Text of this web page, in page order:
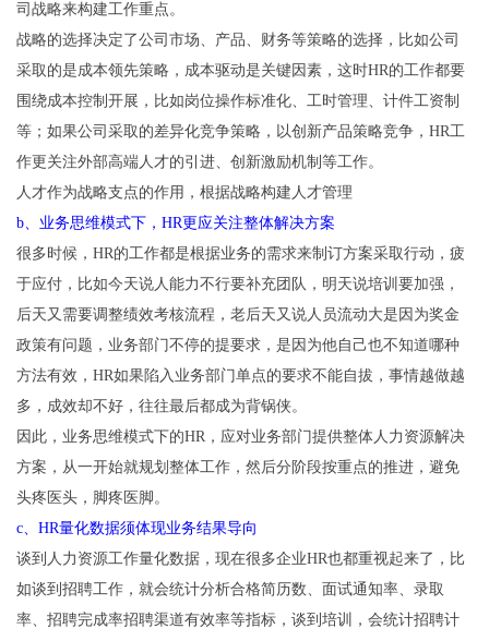
司战略来构建工作重点。
战略的选择决定了公司市场、产品、财务等策略的选择，比如公司
采取的是成本领先策略，成本驱动是关键因素，这时HR的工作都要
围绕成本控制开展，比如岗位操作标准化、工时管理、计件工资制
等；如果公司采取的差异化竞争策略，以创新产品策略竞争，HR工
作更关注外部高端人才的引进、创新激励机制等工作。
人才作为战略支点的作用，根据战略构建人才管理
b、业务思维模式下，HR更应关注整体解决方案
很多时候，HR的工作都是根据业务的需求来制订方案采取行动，疲
于应付，比如今天说人能力不行要补充团队，明天说培训要加强，
后天又需要调整绩效考核流程，老后天又说人员流动大是因为奖金
政策有问题，业务部门不停的提要求，是因为他自己也不知道哪种
方法有效，HR如果陷入业务部门单点的要求不能自拔，事情越做越
多，成效却不好，往往最后都成为背锅侠。
因此，业务思维模式下的HR，应对业务部门提供整体人力资源解决
方案，从一开始就规划整体工作，然后分阶段按重点的推进，避免
头疼医头，脚疼医脚。
c、HR量化数据须体现业务结果导向
谈到人力资源工作量化数据，现在很多企业HR也都重视起来了，比
如谈到招聘工作，就会统计分析合格简历数、面试通知率、录取
率、招聘完成率招聘渠道有效率等指标，谈到培训，会统计招聘计